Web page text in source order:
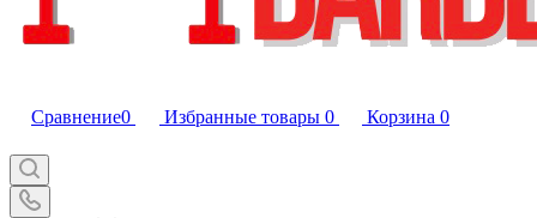
Сравнение0 Избранные товары 0 Корзина 0